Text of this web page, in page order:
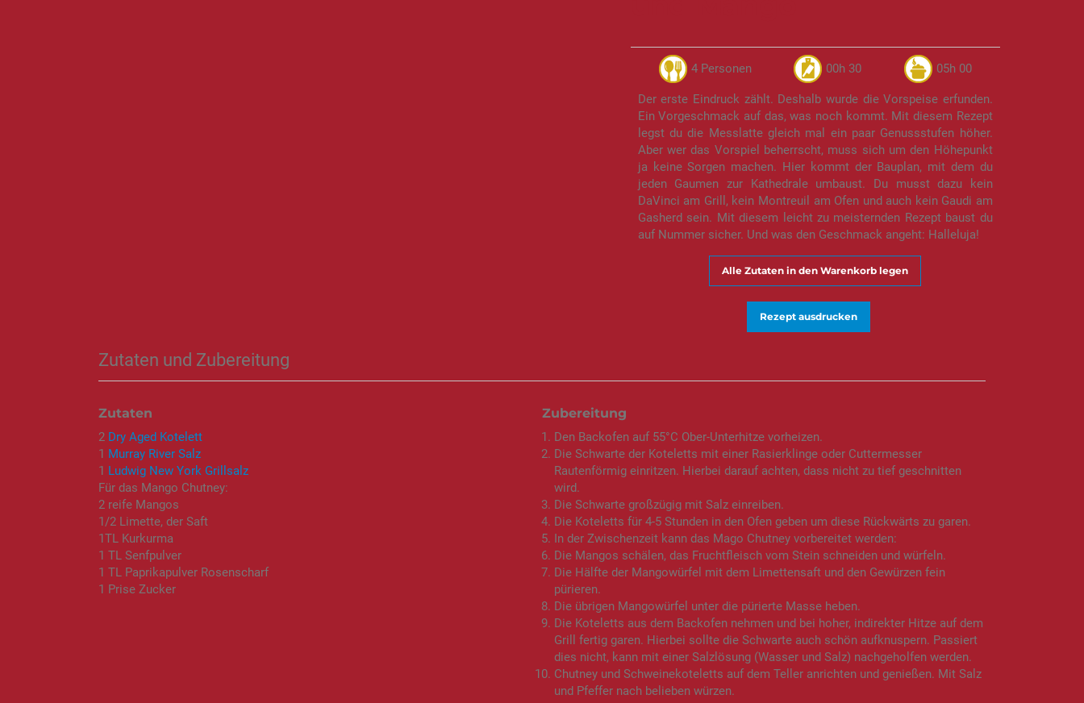
4 Personen 00h 30 05h 00
Der erste Eindruck zählt. Deshalb wurde die Vorspeise erfunden.
Ein Vorgeschmack auf das, was noch kommt. Mit diesem Rezept
legst du die Messlatte gleich mal ein paar Genussstufen höher.
Aber wer das Vorspiel beherrscht, muss sich um den Höhepunkt
ja keine Sorgen machen. Hier kommt der Bauplan, mit dem du
jeden Gaumen zur Kathedrale umbaust. Du musst dazu kein
DaVinci am Grill, kein Montreuil am Ofen und auch kein Gaudi am
Gasherd sein. Mit diesem leicht zu meisternden Rezept baust du
auf Nummer sicher. Und was den Geschmack angeht: Halleluja!
Alle Zutaten in den Warenkorb legen
Rezept ausdrucken
Zutaten und Zubereitung
Zutaten
2 Dry Aged Kotelett
1 Murray River Salz
1 Ludwig New York Grillsalz
Für das Mango Chutney:
2 reife Mangos
1/2 Limette, der Saft
1TL Kurkurma
1 TL Senfpulver
1 TL Paprikapulver Rosenscharf
1 Prise Zucker
Zubereitung
Den Backofen auf 55°C Ober-Unterhitze vorheizen.
Die Schwarte der Koteletts mit einer Rasierklinge oder Cuttermesser
Rautenförmig einritzen. Hierbei darauf achten, dass nicht zu tief geschnitten
wird.
Die Schwarte großzügig mit Salz einreiben.
Die Koteletts für 4-5 Stunden in den Ofen geben um diese Rückwärts zu garen.
In der Zwischenzeit kann das Mago Chutney vorbereitet werden:
Die Mangos schälen, das Fruchtfleisch vom Stein schneiden und würfeln.
Die Hälfte der Mangowürfel mit dem Limettensaft und den Gewürzen fein
pürieren.
Die übrigen Mangowürfel unter die pürierte Masse heben.
Die Koteletts aus dem Backofen nehmen und bei hoher, indirekter Hitze auf dem
Grill fertig garen. Hierbei sollte die Schwarte auch schön aufknuspern. Passiert
dies nicht, kann mit einer Salzlösung (Wasser und Salz) nachgeholfen werden.
Chutney und Schweinekoteletts auf dem Teller anrichten und genießen. Mit Salz
und Pfeffer nach belieben würzen.